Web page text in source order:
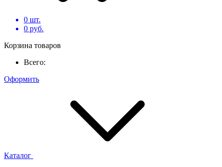
0 шт.
0 руб.
Корзина товаров
Всего:
Оформить
Каталог